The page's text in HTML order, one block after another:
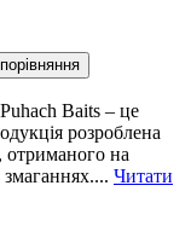
Baits – це
розроблена
отриманого на
Читати